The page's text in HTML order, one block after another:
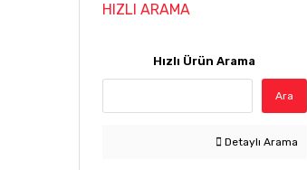
HIZLI ARAMA
Hızlı Ürün Arama
Ara
Detaylı Arama